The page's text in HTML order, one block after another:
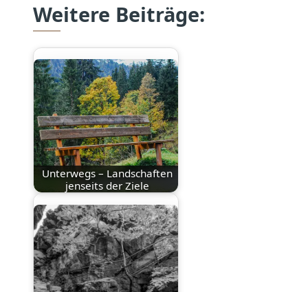
Weitere Beiträge:
Unterwegs – Landschaften
jenseits der Ziele